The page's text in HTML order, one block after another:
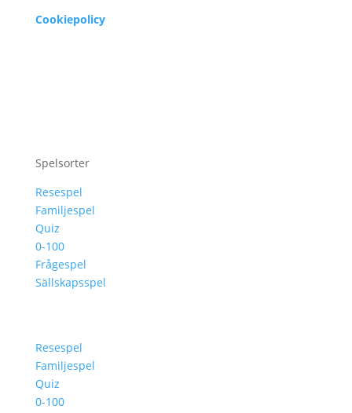
Cookiepolicy
Spelsorter
Resespel
Familjespel
Quiz
0-100
Frågespel
Sällskapsspel
Resespel
Familjespel
Quiz
0-100